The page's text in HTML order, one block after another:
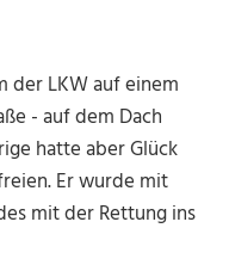
der LKW auf einem
- auf dem Dach
hatte aber Glück
Er wurde mit
mit der Rettung ins